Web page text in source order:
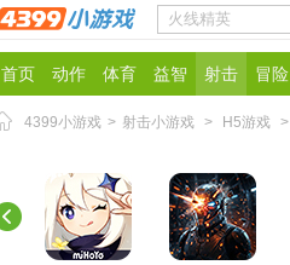
首页 动作 体育 益智 射击 冒险
4399小游戏 > 射击小游戏 > H5游戏 >